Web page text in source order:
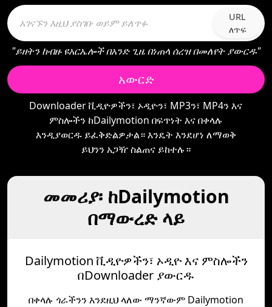
URL
ለጥፍ
"ይዘትን ከብዙ ዩአርኤሎች በአንድ ጊዜ በነጠላ ሰረዝ በመለየት ያውርዱ"
አውርድ
Downloader ቪዲዮዎችን፣ ኦዲዮን፣ MP3ን፣ MP4ን እና
ምስሎችን ከDailymotion በፍጥነት እና በቀላሉ
እንዲያወርዱ ይፈቅድልዎታል። እንዴት እንደሆነ ለማወቅ
ይህንን አጋዥ ስልጠና ይከተሉ።
መመሪያ፡ ከDailymotion
በማውረድ ላይ
Dailymotion ቪዲዮዎችን፣ ኦዲዮ እና ምስሎችን
በDownloader ያውርዱ
በቀላሉ ጎራችንን እንደዚህ ላለው ማንኛውም Dailymotion